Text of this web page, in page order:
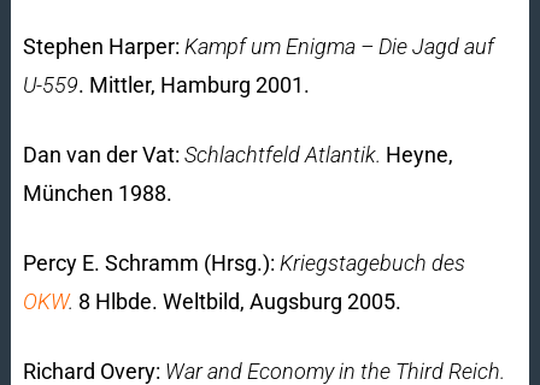
Stephen Harper: Kampf um Enigma – Die Jagd auf
U-559. Mittler, Hamburg 2001.
Dan van der Vat: Schlachtfeld Atlantik. Heyne,
München 1988.
Percy E. Schramm (Hrsg.): Kriegstagebuch des
OKW. 8 Hlbde. Weltbild, Augsburg 2005.
Richard Overy: War and Economy in the Third Reich.